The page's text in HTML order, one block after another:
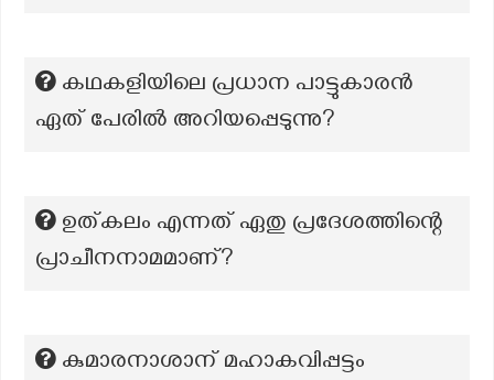
കഥകളിയിലെ പ്രധാന പാട്ടുകാരൻ
ഏത് പേരിൽ അറിയപ്പെടുന്നു?
ഉത്കലം എന്നത് ഏതു പ്രദേശത്തിന്റെ
പ്രാചീനനാമമാണ്?
കുമാരനാശാന് മഹാകവിപ്പട്ടം